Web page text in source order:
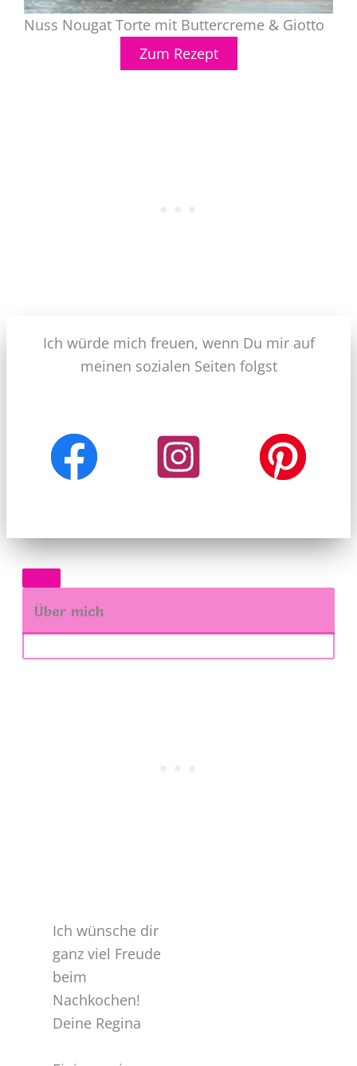
Nuss Nougat Torte mit Buttercreme & Giotto
Zum Rezept
Ich würde mich freuen, wenn Du mir auf
meinen sozialen Seiten folgst
Über mich
Ich wünsche dir
ganz viel Freude
beim
Nachkochen!
Deine Regina